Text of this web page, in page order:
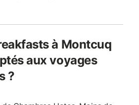
à Montcuq
aux voyages
?